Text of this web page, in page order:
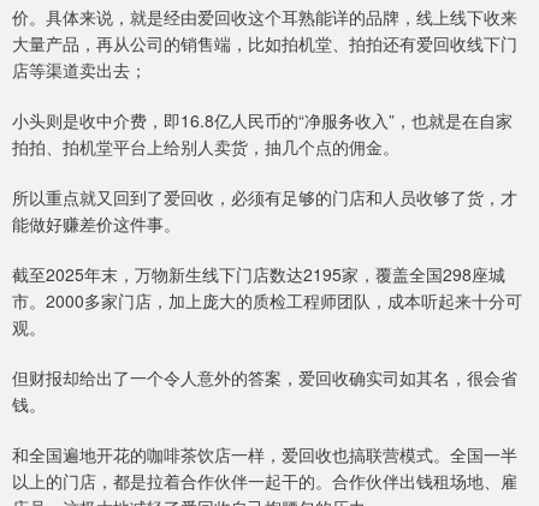
价。具体来说，就是经由爱回收这个耳熟能详的品牌，线上线下收来
大量产品，再从公司的销售端，比如拍机堂、拍拍还有爱回收线下门
店等渠道卖出去；
小头则是收中介费，即16.8亿人民币的“净服务收入”，也就是在自家
拍拍、拍机堂平台上给别人卖货，抽几个点的佣金。
所以重点就又回到了爱回收，必须有足够的门店和人员收够了货，才
能做好赚差价这件事。
截至2025年末，万物新生线下门店数达2195家，覆盖全国298座城
市。2000多家门店，加上庞大的质检工程师团队，成本听起来十分可
观。
但财报却给出了一个令人意外的答案，爱回收确实司如其名，很会省
钱。
和全国遍地开花的咖啡茶饮店一样，爱回收也搞联营模式。全国一半
以上的门店，都是拉着合作伙伴一起干的。合作伙伴出钱租场地、雇